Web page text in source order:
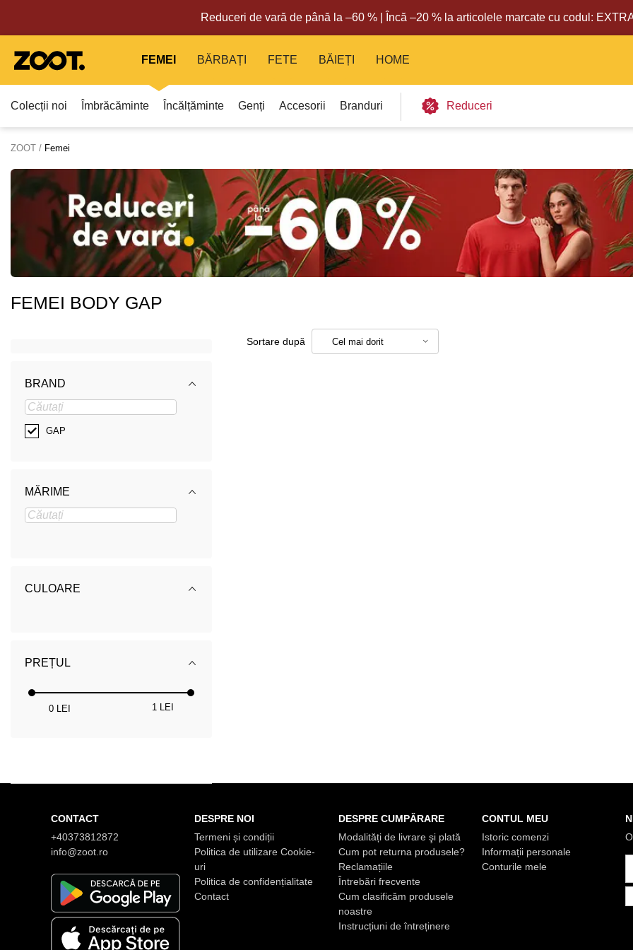
Reduceri de vară de până la –60 % | Încă –20 % la articolele marcate cu codul:
FEMEI
Colecții noi Îmbrăcăminte Încălțăminte Genți Accesorii Branduri Reduceri
BĂRBAȚI FETE BĂIEȚI HOME
ZOOT Femei
FEMEI BODY GAP
Sortare după Cel mai dorit
BRAND
GAP
MĂRIME
CULOARE
PREȚUL
0 LEI 1 LEI
CONTACT
+40373812872
info@zoot.ro
DESPRE NOI
Termeni și condiții
Politica de utilizare Cookie-
uri
Politica de confidențialitate
Contact
DESPRE CUMPĂRARE
Modalități de livrare şi plată
Cum pot returna produsele?
Reclamațiile
Întrebări frecvente
Cum clasificăm produsele
noastre
Instrucțiuni de întreținere
CONTUL MEU
Istoric comenzi
Informații personale
Conturile mele